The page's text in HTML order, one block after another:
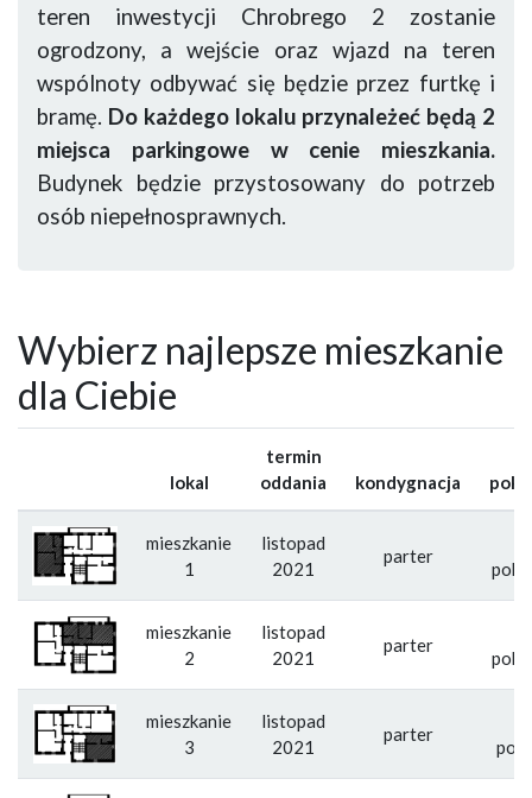
teren inwestycji Chrobrego 2 zostanie
ogrodzony, a wejście oraz wjazd na teren
wspólnoty odbywać się będzie przez furtkę i
bramę. Do każdego lokalu przynależeć będą 2
miejsca parkingowe w cenie mieszkania.
Budynek będzie przystosowany do potrzeb
osób niepełnosprawnych.
Wybierz najlepsze mieszkanie
dla Ciebie
lokal
termin
oddania
kondygnacja
mieszkanie
1
listopad
2021
parter
mieszkanie
2
listopad
2021
parter
mieszkanie
3
listopad
2021
parter